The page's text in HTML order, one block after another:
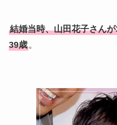
結婚当時、山田花子さん
39歳。